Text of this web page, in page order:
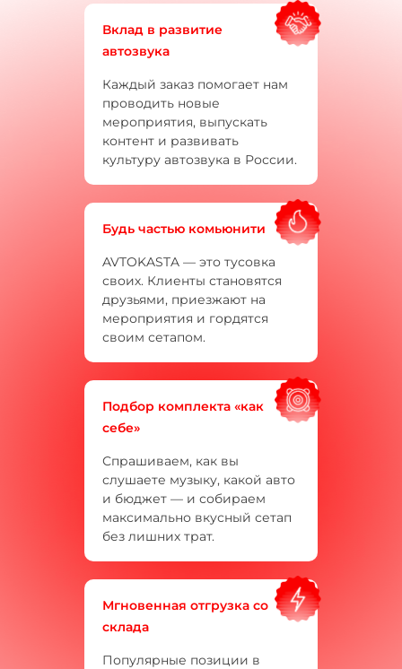
Вклад в развитие
автозвука
Каждый заказ помогает нам
проводить новые
мероприятия, выпускать
контент и развивать
культуру автозвука в России.
Будь частью комьюнити
AVTOKASTA — это тусовка
своих. Клиенты становятся
друзьями, приезжают на
мероприятия и гордятся
своим сетапом.
Подбор комплекта «как
себе»
Спрашиваем, как вы
слушаете музыку, какой авто
и бюджет — и собираем
максимально вкусный сетап
без лишних трат.
Мгновенная отгрузка со
склада
Популярные позиции в